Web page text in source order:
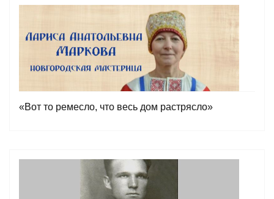
«Вот то ремесло, что весь дом растрясло»